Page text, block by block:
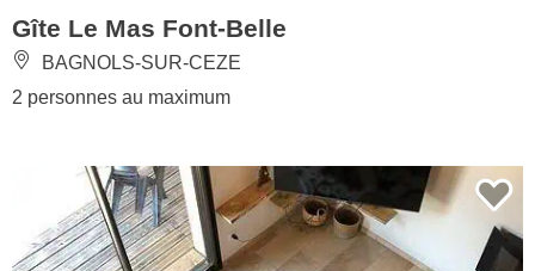
Gîte Le Mas Font-Belle
BAGNOLS-SUR-CEZE
2 personnes au maximum